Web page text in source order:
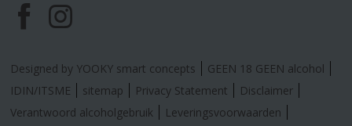
F
a
c
I
n
s
Designed by YOOKY smart concepts
GEEN 18 GEEN alcohol
IDIN/ITSME
sitemap Privacy Statement
Disclaimer
Verantwoord alcoholgebruik
Leveringsvoorwaarden